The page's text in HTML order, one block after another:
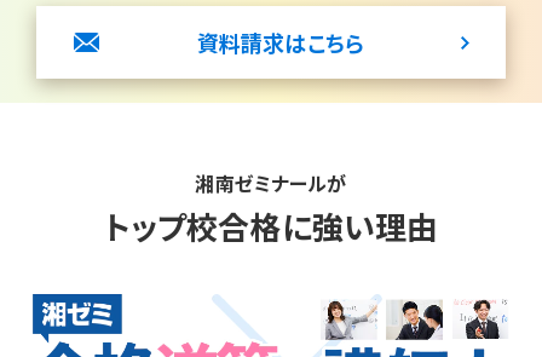
資料請求はこちら
湘南ゼミナールが
トップ校合格に強い理由